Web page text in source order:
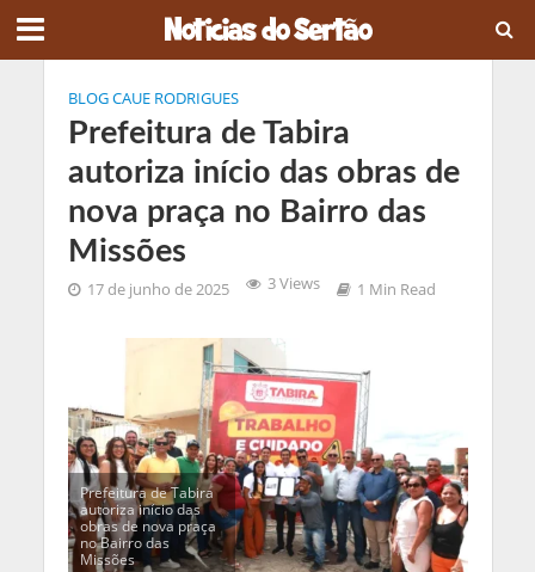
BLOG CAUE RODRIGUES
Prefeitura de Tabira
autoriza início das obras de
nova praça no Bairro das
Missões
17 de junho de 2025 3 Views 1 Min Read
Prefeitura de Tabira
autoriza início das
obras de nova praça
no Bairro das
Missões